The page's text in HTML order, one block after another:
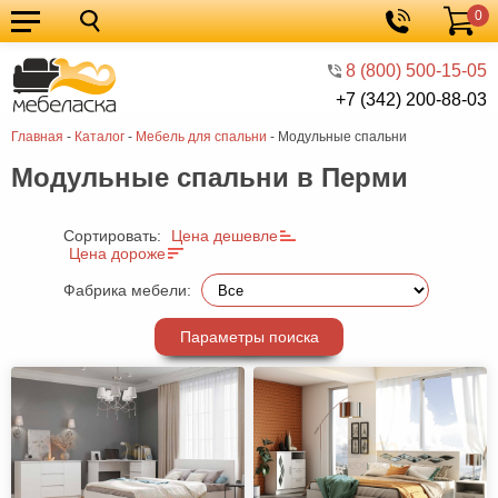
8 (800) 500-15-05
+7 (342) 200-88-03
Корзина
0
Главная - Каталог - Мебель для спальни - Модульные спальни
Кухонные
гарнитуры
Мебель
для
кухни
Мебель
для
спальни
Кровати
Шкафы
Детская
в
гостиную
Мебель
для
прихожей
Столы
Комоды
Модульные спальни в Перми
Сортировать:
Цена дешевле
Цена дороже
Фабрика мебели:
Параметры поиска